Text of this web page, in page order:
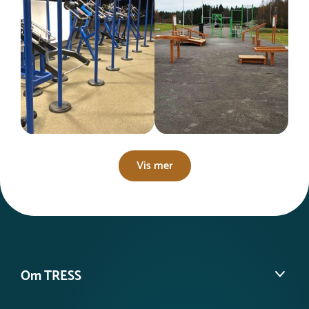
Vis mer
Om TRESS